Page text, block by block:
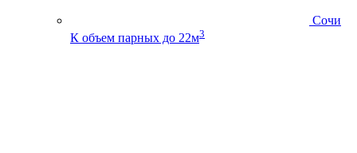
Сочи
К объем парных до 22м3